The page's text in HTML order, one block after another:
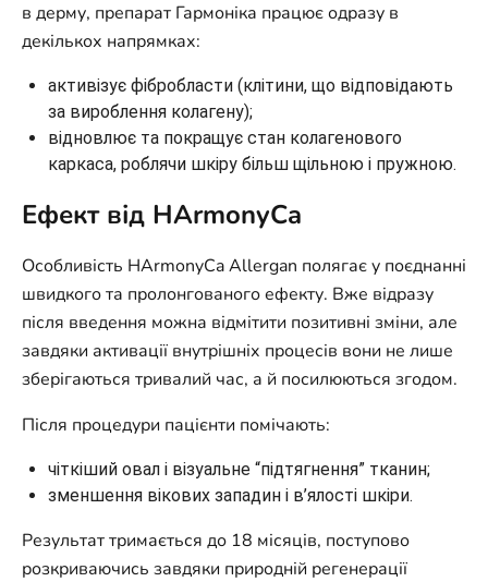
в дерму, препарат Гармоніка працює одразу в
декількох напрямках:
активізує фібробласти (клітини, що відповідають
за вироблення колагену);
відновлює та покращує стан колагенового
каркаса, роблячи шкіру більш щільною і пружною.
Ефект від HArmonyCa
Особливість HArmonyCa Allergan полягає у поєднанні
швидкого та пролонгованого ефекту. Вже відразу
після введення можна відмітити позитивні зміни, але
завдяки активації внутрішніх процесів вони не лише
зберігаються тривалий час, а й посилюються згодом.
Після процедури пацієнти помічають:
чіткіший овал і візуальне “підтягнення” тканин;
зменшення вікових западин і в’ялості шкіри.
Результат тримається до 18 місяців, поступово
розкриваючись завдяки природній регенерації